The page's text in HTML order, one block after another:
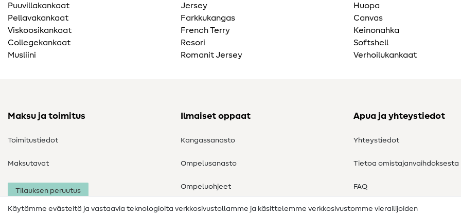
Puuvillakankaat
Pellavakankaat
Viskoosikankaat
Collegekankaat
Musliini
Jersey
Farkkukangas
French Terry
Resori
Romanit Jersey
Huopa
Canvas
Keinonahka
Softshell
Verhoilukankaat
Maksu ja toimitus
Toimitustiedot
Maksutavat
Tilauksen peruutus
Ilmaiset oppaat
Kangassanasto
Ompelusanasto
Ompeluohjeet
Apua ja yhteystiedot
Yhteystiedot
Tietoa omistajanvaihdoksesta
FAQ
Peruutusoikeus
Käytämme evästeitä ja vastaavia teknologioita verkkosivustollamme ja käsittelemme verkkosivustomme vierailijoiden